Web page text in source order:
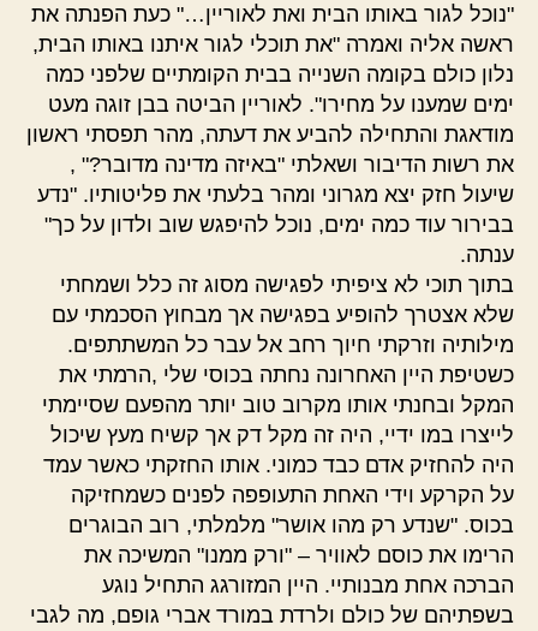
"נוכל לגור באותו הבית ואת לאוריין…" כעת הפנתה את
ראשה אליה ואמרה "את תוכלי לגור איתנו באותו הבית,
נלון כולם בקומה השנייה בבית הקומתיים שלפני כמה
ימים שמענו על מחירו". לאוריין הביטה בבן זוגה מעט
מודאגת והתחילה להביע את דעתה, מהר תפסתי ראשון
את רשות הדיבור ושאלתי "באיזה מדינה מדובר?" ,
שיעול חזק יצא מגרוני ומהר בלעתי את פליטותיו. "נדע
בבירור עוד כמה ימים, נוכל להיפגש שוב ולדון על כך"
ענתה.
בתוך תוכי לא ציפיתי לפגישה מסוג זה כלל ושמחתי
שלא אצטרך להופיע בפגישה אך מבחוץ הסכמתי עם
מילותיה וזרקתי חיוך רחב אל עבר כל המשתתפים.
כשטיפת היין האחרונה נחתה בכוסי שלי ,הרמתי את
המקל ובחנתי אותו מקרוב טוב יותר מהפעם שסיימתי
לייצרו במו ידיי, היה זה מקל דק אך קשיח מעץ שיכול
היה להחזיק אדם כבד כמוני. אותו החזקתי כאשר עמד
על הקרקע וידי האחת התעופפה לפנים כשמחזיקה
בכוס. "שנדע רק מהו אושר" מלמלתי, רוב הבוגרים
הרימו את כוסם לאוויר – "ורק ממנו" המשיכה את
הברכה אחת מבנותיי. היין המזורגג התחיל נוגע
בשפתיהם של כולם ולרדת במורד אברי גופם, מה לגבי